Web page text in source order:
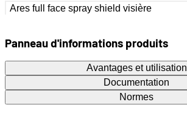
Ares full face spray shield visière
Panneau d'informations produits
Avantages et utilisation
Documentation
Normes